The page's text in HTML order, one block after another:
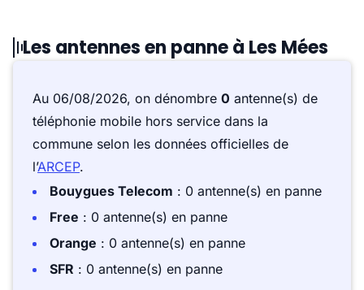
Les antennes en panne à Les Mées
Au 06/08/2026, on dénombre 0 antenne(s) de
téléphonie mobile hors service dans la
commune selon les données officielles de
l’ARCEP.
Bouygues Telecom : 0 antenne(s) en panne
Free : 0 antenne(s) en panne
Orange : 0 antenne(s) en panne
SFR : 0 antenne(s) en panne